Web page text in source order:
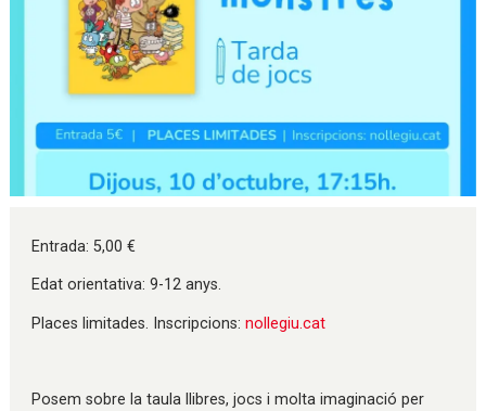
Entrada: 5,00 €
Edat orientativa: 9-12 anys.
Places limitades. Inscripcions: nollegiu.cat
Posem sobre la taula llibres, jocs i molta imaginació per